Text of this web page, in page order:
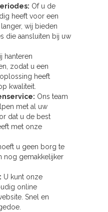
Of u de
heeft voor een
wij bieden
die aansluiten bij uw
hanteren
zodat u een
heeft
kwaliteit.
Ons team
met al uw
dat u de best
met onze
u geen borg te
nog gemakkelijker
U kunt onze
online
Snel en